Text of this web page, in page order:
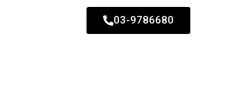
03-9786680